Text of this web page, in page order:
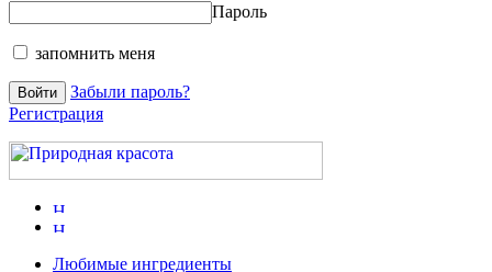
Пароль
запомнить меня
Забыли пароль?
Регистрация
Любимые ингредиенты